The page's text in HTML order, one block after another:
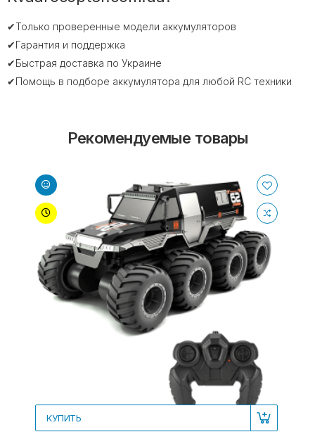
✔Только проверенные модели аккумуляторов
✔Гарантия и поддержка
✔Быстрая доставка по Украине
✔Помощь в подборе аккумулятора для любой RC техники
Рекомендуемые товары
КУПИТЬ